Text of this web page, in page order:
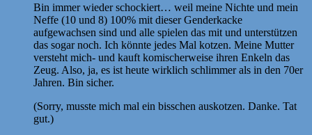
Bin immer wieder schockiert… weil meine Nichte und mein
Neffe (10 und 8) 100% mit dieser Genderkacke
aufgewachsen sind und alle spielen das mit und unterstützen
das sogar noch. Ich könnte jedes Mal kotzen. Meine Mutter
versteht mich- und kauft komischerweise ihren Enkeln das
Zeug. Also, ja, es ist heute wirklich schlimmer als in den 70er
Jahren. Bin sicher.
(Sorry, musste mich mal ein bisschen auskotzen. Danke. Tat
gut.)